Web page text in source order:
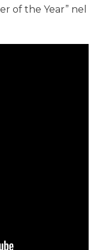
of the Year” nel